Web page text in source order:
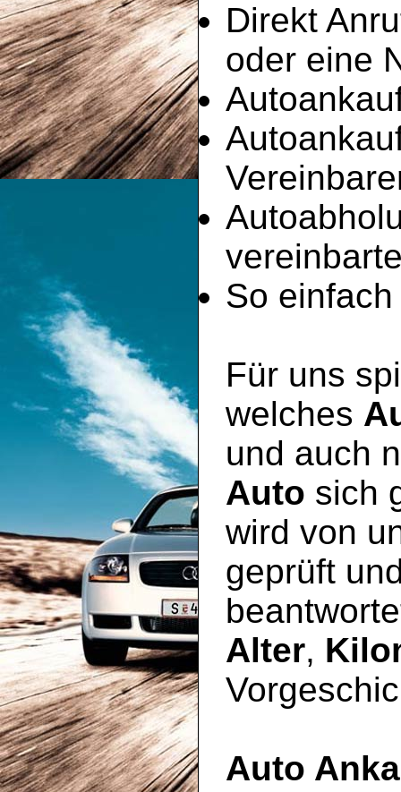
Direkt
oder eine
So
Für uns
welches
und auch
Auto sich
wird von
geprüft
Alter,
Auto